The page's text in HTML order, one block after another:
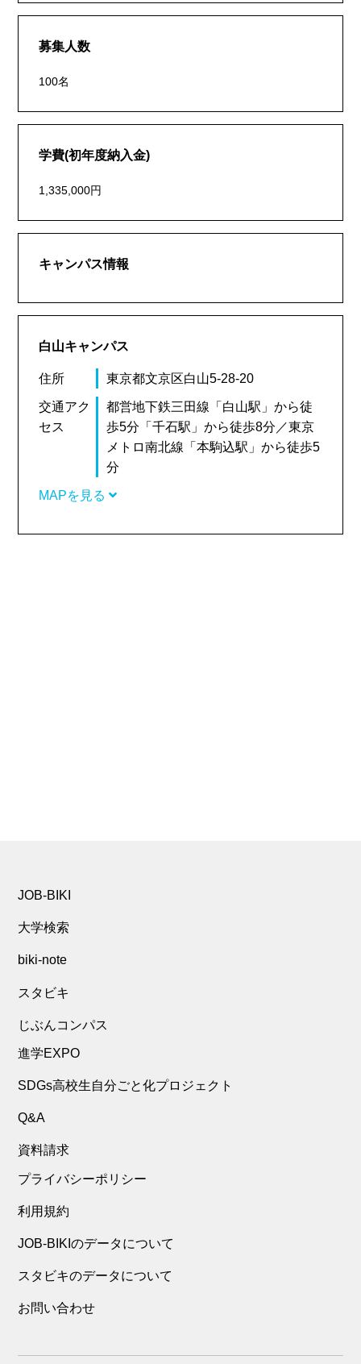
募集人数
100名
学費(初年度納入金)
1,335,000円
キャンパス情報
白山キャンパス
住所 東京都文京区白山5-28-20
交通アク
セス
都営地下鉄三田線「白山駅」から徒
歩5分「千石駅」から徒歩8分／東京
メトロ南北線「本駒込駅」から徒歩5
分
MAPを見る
JOB-BIKI
大学検索
biki-note
スタビキ
じぶんコンパス
進学EXPO
SDGs高校生自分ごと化プロジェクト
Q&A
資料請求
プライバシーポリシー
利用規約
JOB-BIKIのデータについて
スタビキのデータについて
お問い合わせ